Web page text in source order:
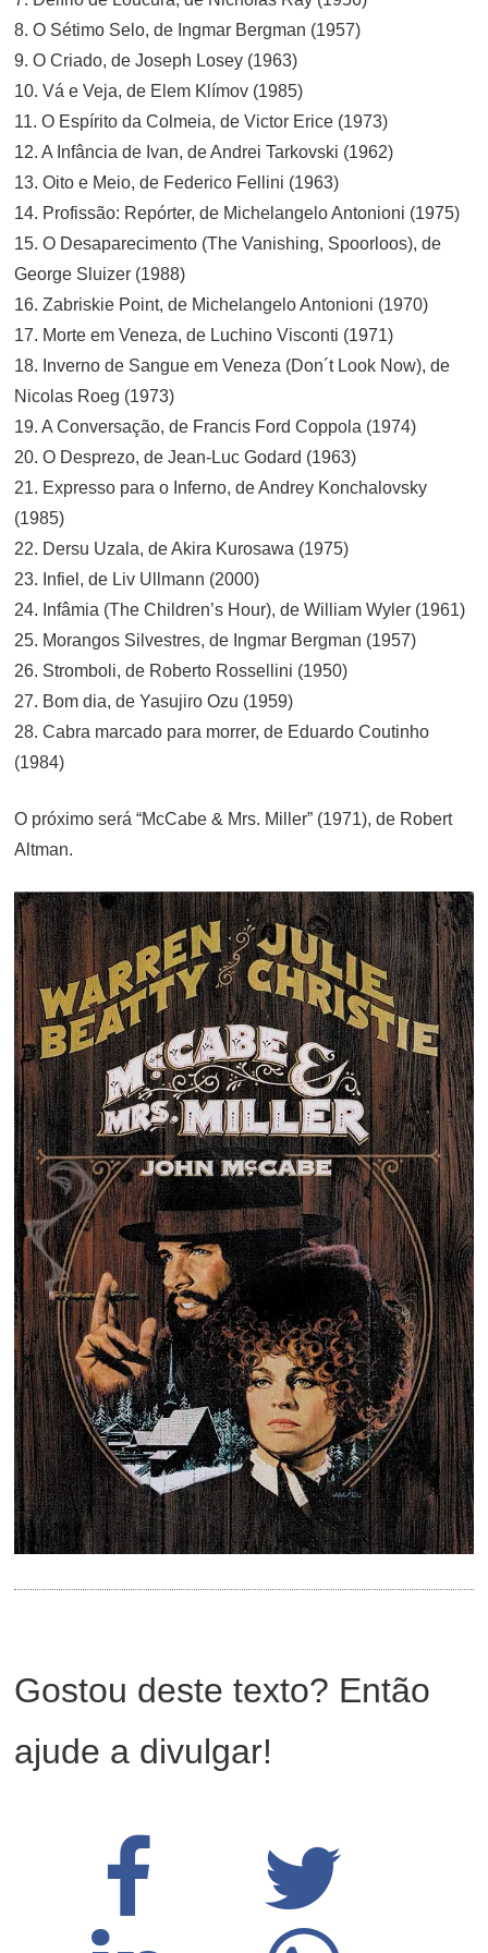
8. O Sétimo Selo, de Ingmar Bergman (1957)
9. O Criado, de Joseph Losey (1963)
10. Vá e Veja, de Elem Klímov (1985)
11. O Espírito da Colmeia, de Victor Erice (1973)
12. A Infância de Ivan, de Andrei Tarkovski (1962)
13. Oito e Meio, de Federico Fellini (1963)
14. Profissão: Repórter, de Michelangelo Antonioni (1975)
15. O Desaparecimento (The Vanishing, Spoorloos), de
George Sluizer (1988)
16. Zabriskie Point, de Michelangelo Antonioni (1970)
17. Morte em Veneza, de Luchino Visconti (1971)
18. Inverno de Sangue em Veneza (Don´t Look Now), de
Nicolas Roeg (1973)
19. A Conversação, de Francis Ford Coppola (1974)
20. O Desprezo, de Jean-Luc Godard (1963)
21. Expresso para o Inferno, de Andrey Konchalovsky
(1985)
22. Dersu Uzala, de Akira Kurosawa (1975)
23. Infiel, de Liv Ullmann (2000)
24. Infâmia (The Children’s Hour), de William Wyler (1961)
25. Morangos Silvestres, de Ingmar Bergman (1957)
26. Stromboli, de Roberto Rossellini (1950)
27. Bom dia, de Yasujiro Ozu (1959)
28. Cabra marcado para morrer, de Eduardo Coutinho
(1984)
O próximo será “McCabe & Mrs. Miller” (1971), de Robert
Altman.
Gostou deste texto? Então
ajude a divulgar!